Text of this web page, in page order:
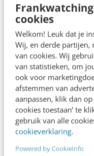
cookies
Welkom! Leuk dat je
Wij, en derde partijen,
van cookies. Wij
van statistieken, om
ook voor
afstemmen van
aanpassen, klik dan op
cookies toestaan’ te
gebruik van alle
cookieverklaring.
Powered by CookieInfo
De eerste die
van Booreiland.
die zij gemaakt
genaamdOkimok
Doel van de
van je foto’s kunt
hun applicatie dan
la Twitter, maar
overigens nu voor